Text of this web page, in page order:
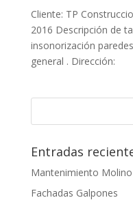
Cliente: TP
2016 Descripción de
insonorización
general . Dirección:
Entradas
Mantenimiento Molino
Fachadas Galpones